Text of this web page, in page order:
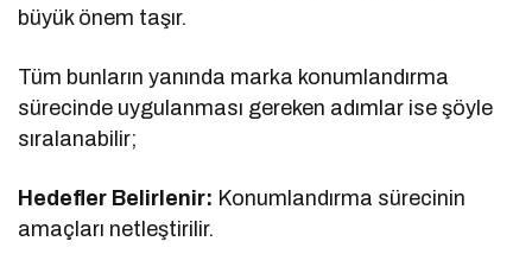
büyük önem taşır.
Tüm bunların yanında marka konumlandırma
sürecinde uygulanması gereken adımlar ise şöyle
sıralanabilir;
Hedefler Belirlenir: Konumlandırma sürecinin
amaçları netleştirilir.